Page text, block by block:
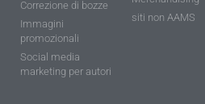
Correzione di bozze
Immagini
promozionali
Social media
marketing per autori
siti non AAMS